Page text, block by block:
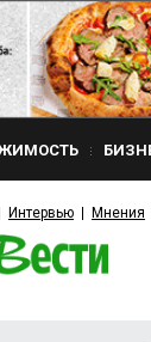
Интервью Мнения